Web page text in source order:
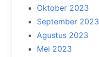
Oktober 2023
September 2023
Agustus 2023
Mei 2023